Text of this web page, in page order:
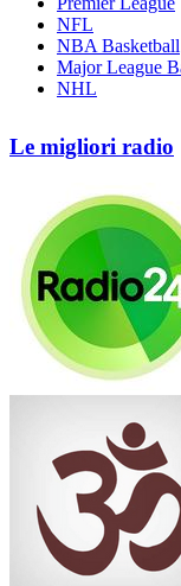
NFL
NBA Basketball
Major League
NHL
Le migliori radio